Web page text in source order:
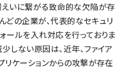
いに繋がる致命的な欠陥が存
どの企業が、代表的なセキュリ
ールを入れ対応を行っておりま
しない原因は、近年、ファイア
ケーションからの攻撃が存在